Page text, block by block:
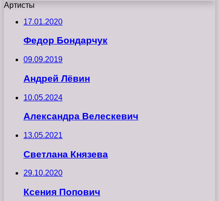
Артисты
17.01.2020
Федор Бондарчук
09.09.2019
Андрей Лёвин
10.05.2024
Александра Велескевич
13.05.2021
Светлана Князева
29.10.2020
Ксения Попович